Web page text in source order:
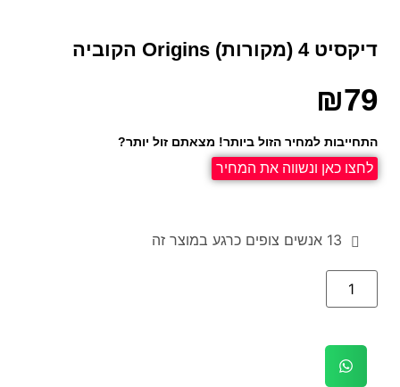
דיקסיט 4 (מקורות) Origins הקוביה
₪79
התחייבות למחיר הזול ביותר! מצאתם זול יותר?
לחצו כאן ונשווה את המחיר
13 אנשים צופים כרגע במוצר זה